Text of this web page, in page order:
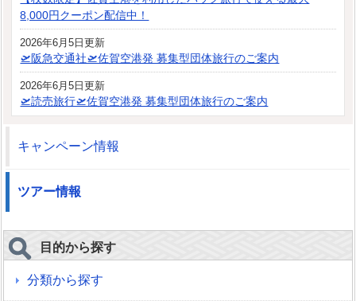
8,000円クーポン配信中！
2026年6月5日更新
🛫阪急交通社🛫佐賀空港発 募集型団体旅行のご案内
2026年6月5日更新
🛫読売旅行🛫佐賀空港発 募集型団体旅行のご案内
キャンペーン情報
ツアー情報
目的から探す
分類から探す